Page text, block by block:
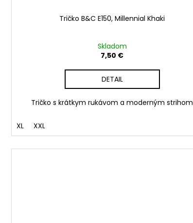
Tričko B&C E150, Millennial Khaki
Skladom
7,50 €
DETAIL
Tričko s krátkym rukávom a moderným strihom
XL XXL